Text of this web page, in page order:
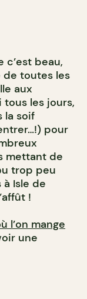
c’est beau,
de toutes les
aux
les jours,
la soif
pour
mettant de
trop peu
Isle de
!
l’on mange
une